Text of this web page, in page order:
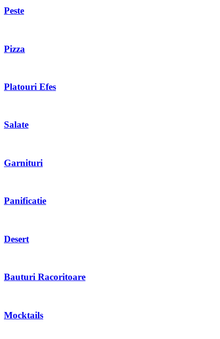
Peste
Pizza
Platouri Efes
Salate
Garnituri
Panificatie
Desert
Bauturi Racoritoare
Mocktails